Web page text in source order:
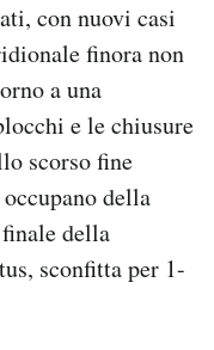
con nuovi casi
finora non
a una
e le chiusure
scorso fine
della
della
sconfitta per 1-